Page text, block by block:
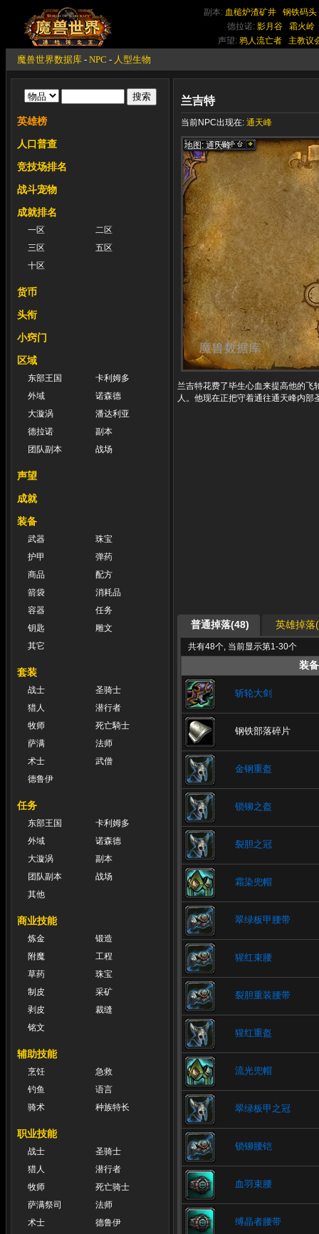
副本: 血槌炉渣矿井
钢铁码头
德拉诺: 影月谷
霜火岭
声望: 鸦人流亡者 主教议
魔兽世界数据库 - NPC - 人型生物
英雄榜
人口普查
竞技场排名
战斗宠物
成就排名
一区
二区
三区
五区
十区
货币
头衔
小窍门
区域
东部王国
卡利姆多
外域
诺森德
大漩涡
潘达利亚
德拉诺
副本
团队副本
战场
声望
成就
装备
武器
珠宝
护甲
弹药
商品
配方
箭袋
消耗品
容器
任务
钥匙
雕文
其它
套装
战士
圣骑士
猎人
潜行者
牧师
死亡騎士
萨满
法师
术士
武僧
德鲁伊
任务
东部王国
卡利姆多
外域
诺森德
大漩涡
副本
团队副本
战场
其他
商业技能
炼金
锻造
附魔
工程
草药
珠宝
制皮
采矿
剥皮
裁缝
铭文
辅助技能
烹饪
急救
钓鱼
语言
骑术
种族特长
职业技能
战士
圣骑士
猎人
潜行者
牧师
死亡骑士
萨满祭司
法师
术士
德鲁伊
兰吉特
当前NPC出现在: 通天峰
地图: 通天峰
兰吉特花费了毕生心血来提高他的
人。他现在正把守着通往通天峰内
普通掉落(48) 英雄掉落
共有48个, 当前显示第1-30个
装备
斩轮大剑
钢铁部落碎片
金钢重盔
锁铆之盔
裂胆之冠
霜染兜帽
翠绿板甲腰带
猩红束腰
裂胆重装腰带
猩红重盔
流光兜帽
翠绿板甲之冠
锁铆腰铠
血羽束腰
缚晶者腰带